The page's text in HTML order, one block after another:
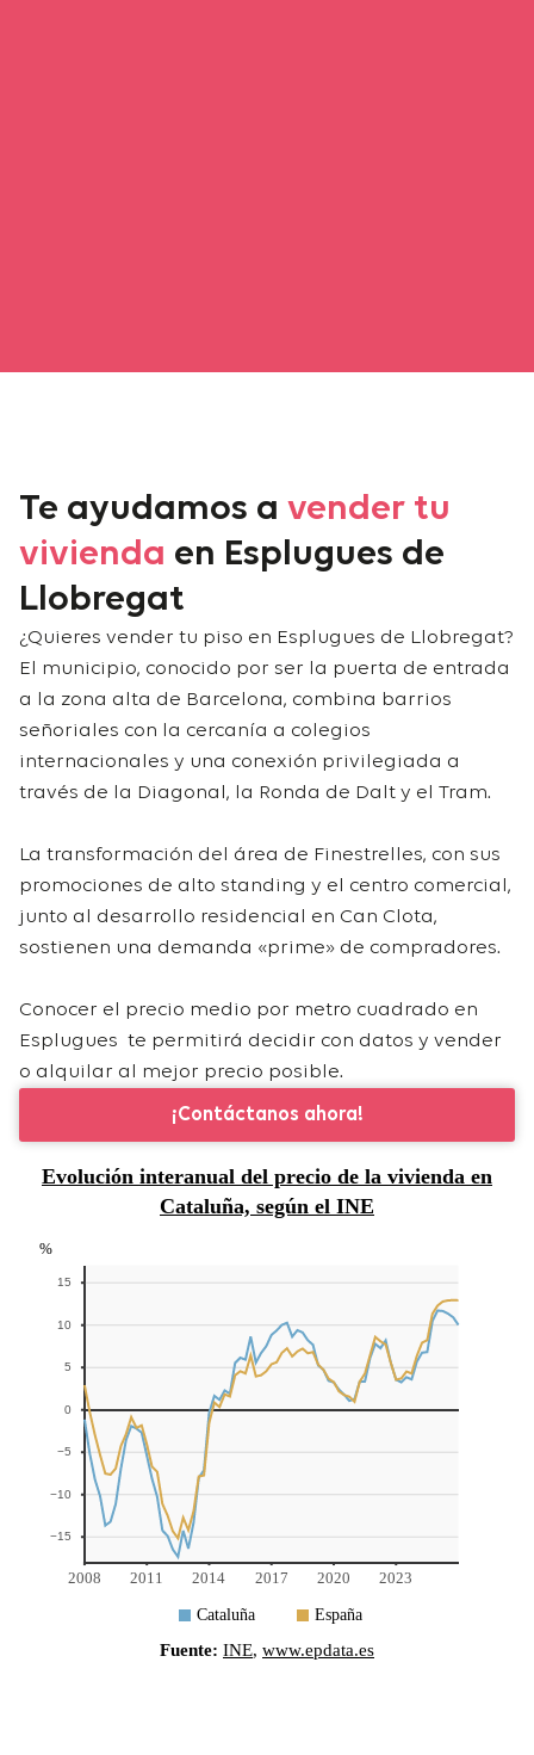
Te ayudamos a vender tu
vivienda en Esplugues de
Llobregat
¿Quieres vender tu piso en Esplugues de Llobregat?
El municipio, conocido por ser la puerta de entrada
a la zona alta de Barcelona, combina barrios
señoriales con la cercanía a colegios
internacionales y una conexión privilegiada a
través de la Diagonal, la Ronda de Dalt y el Tram.
La transformación del área de Finestrelles, con sus
promociones de alto standing y el centro comercial,
junto al desarrollo residencial en Can Clota,
sostienen una demanda «prime» de compradores.
Conocer el precio medio por metro cuadrado en
Esplugues te permitirá decidir con datos y vender
o alquilar al mejor precio posible.
¡Contáctanos ahora!